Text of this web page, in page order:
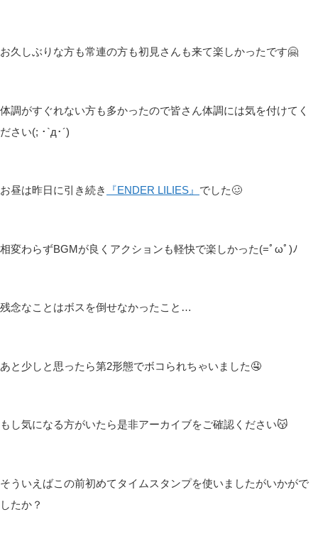
お久しぶりな方も常連の方も初見さんも来て楽しかったです🤗
体調がすぐれない方も多かったので皆さん体調には気を付けてく
ださい(; ･`д･´)
お昼は昨日に引き続き 『ENDER LILIES』 でした🥴
相変わらずBGMが良くアクションも軽快で楽しかった(=ﾟωﾟ)ﾉ
残念なことはボスを倒せなかったこと…
あと少しと思ったら第2形態でボコられちゃいました🤤
もし気になる方がいたら是非アーカイブをご確認ください😽
そういえばこの前初めてタイムスタンプを使いましたがいかがで
したか？